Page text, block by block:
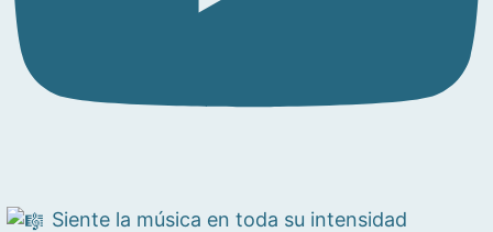
Siente la música en toda su intensidad